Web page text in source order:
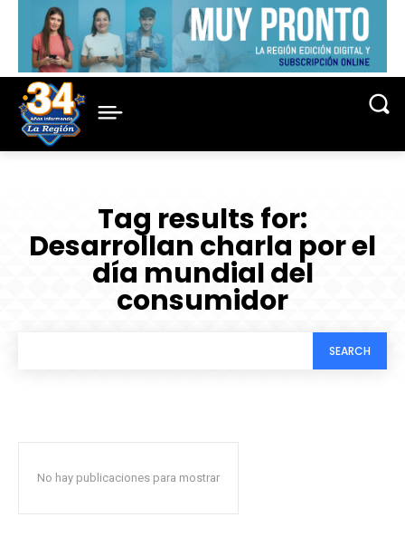
Tag results for:
Desarrollan charla por el
día mundial del
consumidor
SEARCH
No hay publicaciones para mostrar